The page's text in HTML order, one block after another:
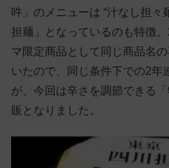
吽」のメニューは “汁なし担々
担麺」となっているのも特徴
マ限定商品として同じ商品名
いたので、同じ条件下での2年
が、今回は辛さを調節できる
販となりました。